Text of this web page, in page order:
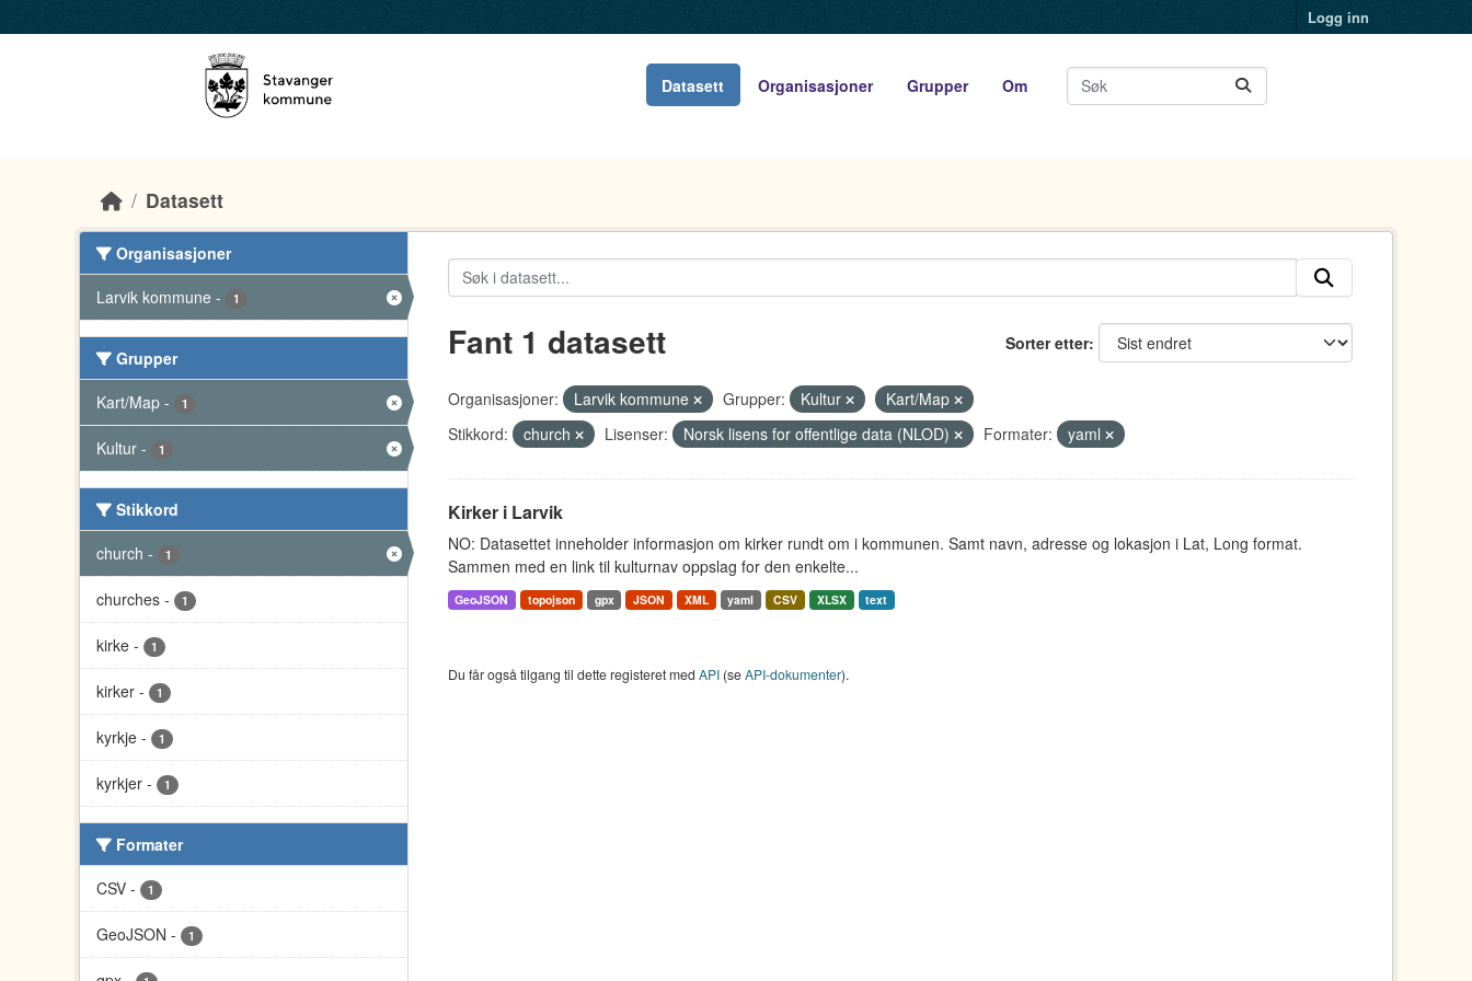
Logg inn
Datasett Organisasjoner Grupper Om
Datasett
Organisasjoner
Larvik kommune - 1
Grupper
Kart/Map - 1
Kultur - 1
Stikkord
church - 1
churches - 1
kirke - 1
kirker - 1
kyrkje - 1
kyrkjer - 1
Formater
CSV - 1
GeoJSON - 1
Sorter etter
Fant 1 datasett
Organisasjoner: Larvik kommune Grupper: Kultur
Kart/Map
Stikkord:
church Lisenser: Norsk lisens for offentlige data (NLOD) Formater: yaml
Kirker i Larvik
NO: Datasettet inneholder informasjon om kirker rundt om i kommunen. Samt navn, adresse og lokasjon i Lat, Long format.
Sammen med en link til kulturnav oppslag for den enkelte...
GeoJSON topojson gpx JSON XML yaml CSV XLSX text
Du får også tilgang til dette registeret med API(seAPI-dokumenter).